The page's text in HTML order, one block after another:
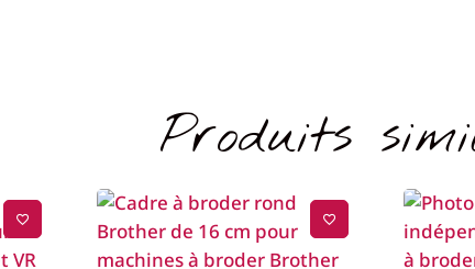
Produits